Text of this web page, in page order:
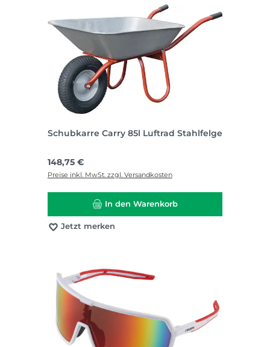
Schubkarre Carry 85l Luftrad Stahlfelge
Regulärer Preis:
148,75 €
Preise inkl. MwSt. zzgl. Versandkosten
In den Warenkorb
Jetzt merken